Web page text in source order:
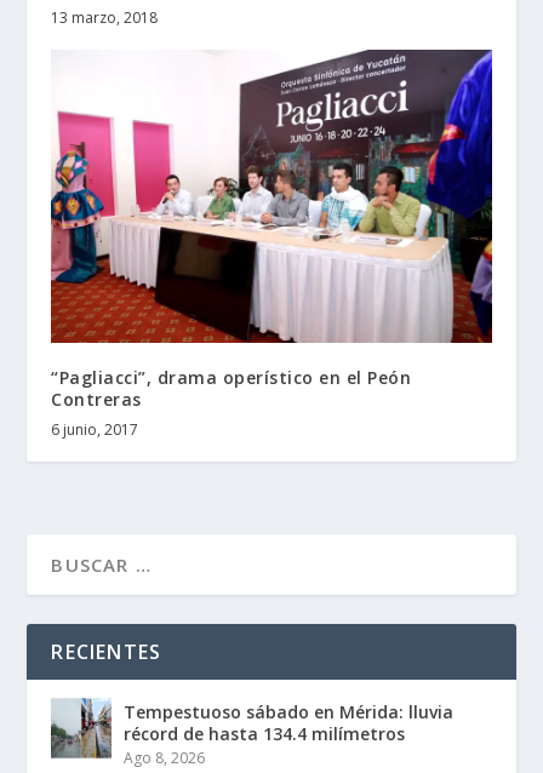
13 marzo, 2018
“Pagliacci”, drama operístico en el Peón
Contreras
6 junio, 2017
RECIENTES
Tempestuoso sábado en Mérida: lluvia
récord de hasta 134.4 milímetros
Ago 8, 2026